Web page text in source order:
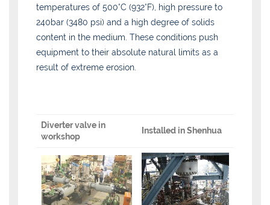
temperatures of 500°C (932°F), high pressure to
240bar (3480 psi) and a high degree of solids
content in the medium. These conditions push
equipment to their absolute natural limits as a
result of extreme erosion.
Diverter valve in
workshop
Installed in Shenhua